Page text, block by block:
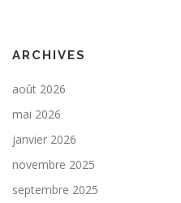
ARCHIVES
août 2026
mai 2026
janvier 2026
novembre 2025
septembre 2025